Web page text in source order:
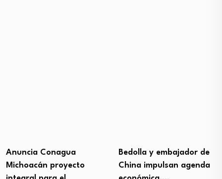
Anuncia Conagua
Michoacán proyecto
Bedolla y embajador de
China impulsan agenda